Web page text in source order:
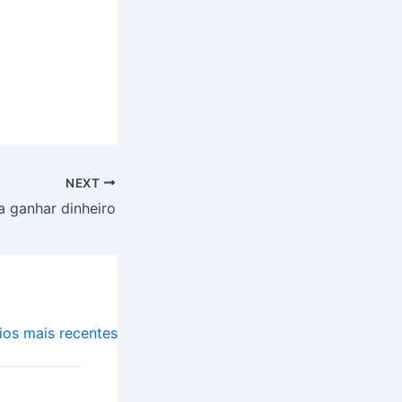
NEXT
ganhar dinheiro
mais recentes